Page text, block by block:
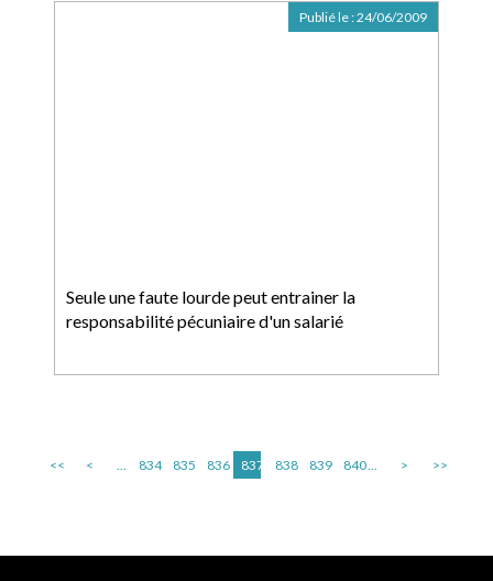
Seule une faute lourde peut entrainer la
responsabilité pécuniaire d'un salarié
Publié le :24/06/2009
<< < ... 834 835 836 837 838 839 840... > >>